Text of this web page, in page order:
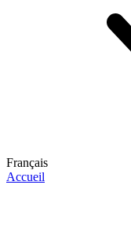
Français
Accueil